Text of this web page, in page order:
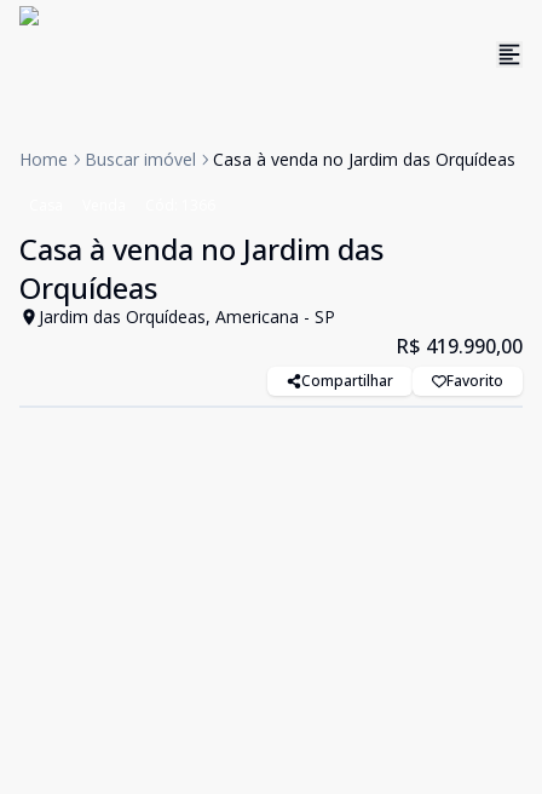
Home Buscar imóvel Casa à venda no Jardim das Orquídeas
Casa à venda no Jardim das
Orquídeas
Jardim das Orquídeas, Americana - SP
R$ 419.990,00
Compartilhar Favorito